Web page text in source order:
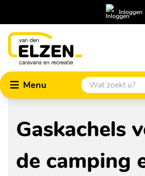
Inloggen
Menu
Gaskachels
de camping